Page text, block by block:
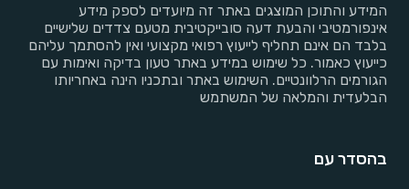
המידע והתוכן המוצגים באתר זה מיועדים לספק מידע
אינפורמטיבי והבעת דעה סובייקטיבית מטעם צדדים שלישיים
בלבד הם אינם תחליף לייעוץ רפואי מקצועי ואין להסתמך עליהם
כייעוץ כאמור. כל שימוש במידע באתר טעון בדיקה ואימות עם
הגורמים הרלוונטיים. השימוש באתר ובתכניו הינה באחריותו
הבלעדית והמלאה של המשתמש
בהסדר עם